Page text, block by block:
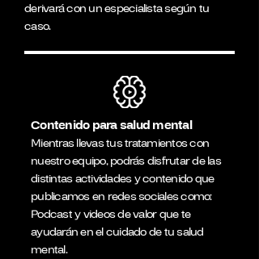
derivará con un especialista según tu
caso.
Contenido para salud mental
Mientras llevas tus tratamientos con
nuestro equipo, podrás disfrutar de las
distintas actividades y contenido que
publicamos en redes sociales como:
Podcast y videos de valor que te
ayudarán en el cuidado de tu salud
mental.